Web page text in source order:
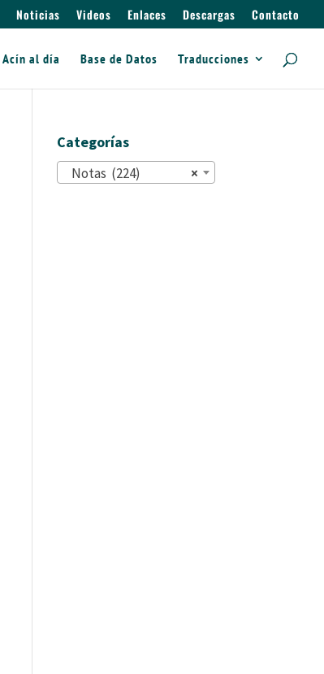
Noticias Videos Enlaces Descargas Contacto
Acín al día Base de Datos Traducciones
Categorías
×
Notas (224)